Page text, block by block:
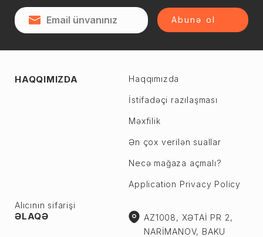
Abunə ol
HAQQIMIZDA Haqqımızda
İstifadəçi razılaşması
Məxfilik
Ən çox verilən suallar
Necə mağaza açmalı?
Application Privacy Policy
Alıcının sifarişi
ƏLAQƏ
AZ1008, XƏTAİ PR 2,
NARİMANOV, BAKU